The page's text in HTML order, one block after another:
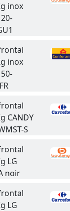
inox
inox
CANDY
S
LG
noir
LG